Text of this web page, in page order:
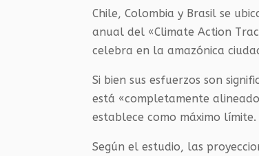
Chile, Colombia y Brasil se
anual del «Climate Action
celebra en la amazónica
Si bien sus esfuerzos son
está «completamente
establece como máximo límite.
Según el estudio, las